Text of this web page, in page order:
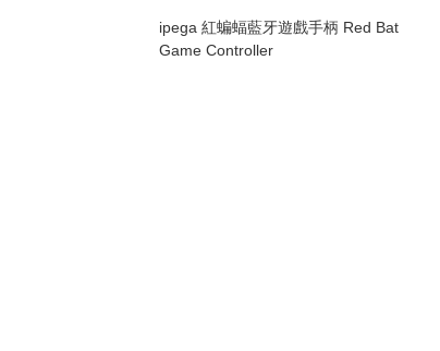
ipega 紅蝙蝠藍牙遊戲手柄 Red Bat
Game Controller